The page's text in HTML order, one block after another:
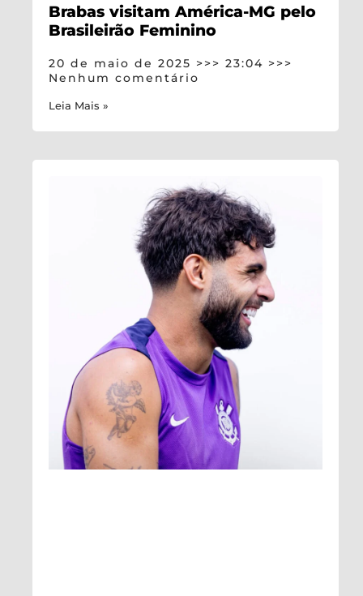
Brabas visitam América-MG pelo
Brasileirão Feminino
20 de maio de 2025
23:04
Nenhum comentário
Leia Mais »